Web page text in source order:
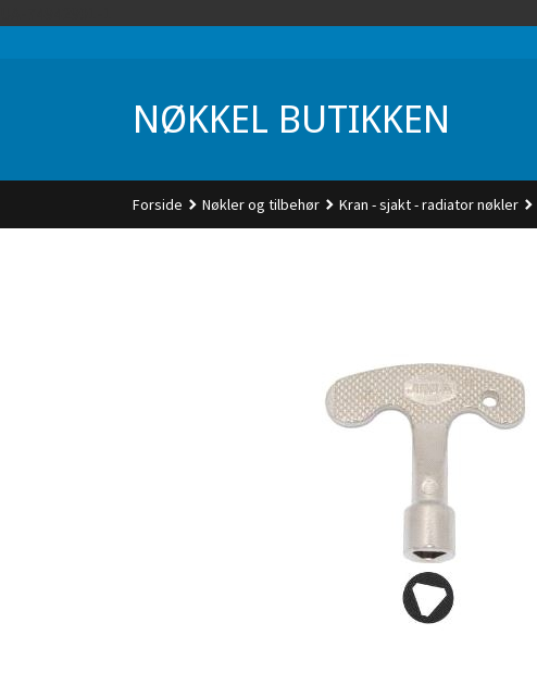
NØKKEL BUTIKKEN
Forside Nøkler og tilbehør Kran - sjakt - radiator nøkler